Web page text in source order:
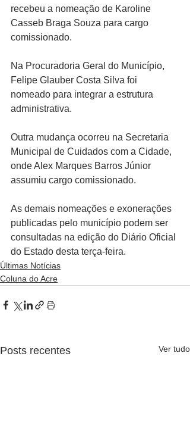
recebeu a nomeação de Karoline
Casseb Braga Souza para cargo
comissionado.
Na Procuradoria Geral do Município,
Felipe Glauber Costa Silva foi
nomeado para integrar a estrutura
administrativa.
Outra mudança ocorreu na Secretaria
Municipal de Cuidados com a Cidade,
onde Alex Marques Barros Júnior
assumiu cargo comissionado.
As demais nomeações e exonerações
publicadas pelo município podem ser
consultadas na edição do Diário Oficial
do Estado desta terça-feira.
Últimas Notícias
Coluna do Acre
Posts recentes Ver tudo